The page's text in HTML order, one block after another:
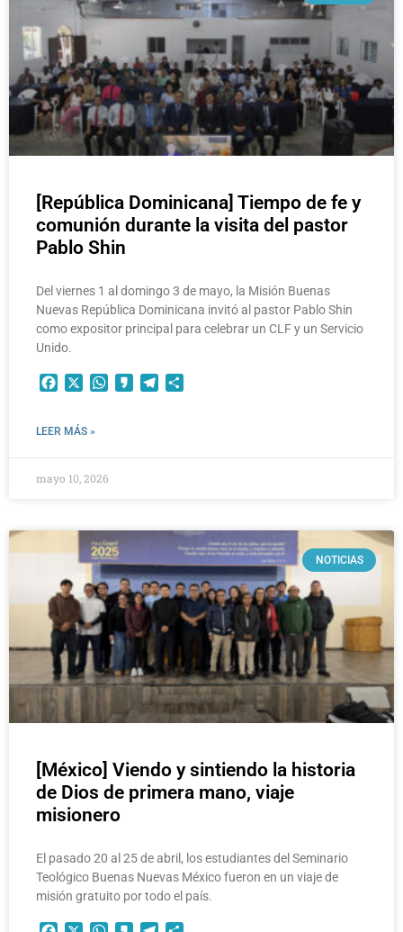
[República Dominicana] Tiempo de fe y
comunión durante la visita del pastor
Pablo Shin
Del viernes 1 al domingo 3 de mayo, la Misión Buenas
Nuevas República Dominicana invitó al pastor Pablo Shin
como expositor principal para celebrar un CLF y un Servicio
Unido.
FacebookWhatsApp
KakaoTelegram
LEER MÁS »
mayo 10, 2026
NOTICIAS
[México] Viendo y sintiendo la historia
de Dios de primera mano, viaje
misionero
El pasado 20 al 25 de abril, los estudiantes del Seminario
Teológico Buenas Nuevas México fueron en un viaje de
misión gratuito por todo el país.